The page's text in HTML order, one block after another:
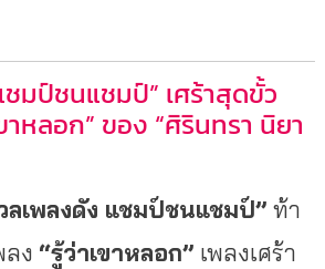
มป์ชนแชมป์” เศร้าสุดขั้ว
าหลอก” ของ “ศิรินทรา นิยา
ลเพลงดัง แชมป์ชนแชมป์” ท้า
ง “รู้ว่าเขาหลอก” เพลงเศร้า